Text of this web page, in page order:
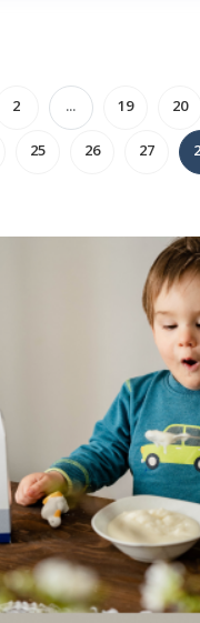
2 ... 19 20
25 26 27